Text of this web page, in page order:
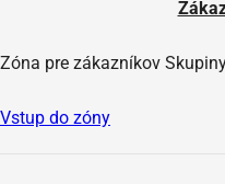
Zóna pre zákazníkov
Vstup do zóny